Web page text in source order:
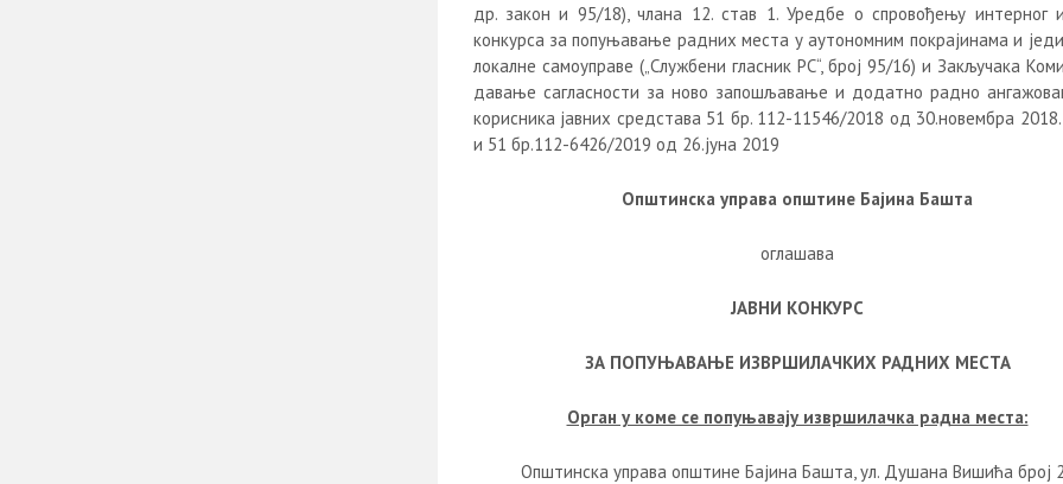
др. закон и 95/18), члана 12. став 1. Уредбе о спровођењу интерног и
конкурса за попуњавање радних места у аутономним покрајинама и
локалне самоуправе („Службени гласник РС“, број 95/16) и Закључака
давање сагласности за ново запошљавање и додатно радно
корисника јавних средстава 51 бр. 112-11546/2018 од 30.новембра
и 51 бр.112-6426/2019 од 26.јуна 2019
Општинска управа општине Бајина Башта
оглашава
ЈАВНИ КОНКУРС
ЗА ПОПУЊАВАЊЕ ИЗВРШИЛАЧКИХ РАДНИХ МЕСТА
Орган у коме се попуњавају извршилачка радна места:
Општинска управа општине Бајина Башта, ул. Душана Вишића број